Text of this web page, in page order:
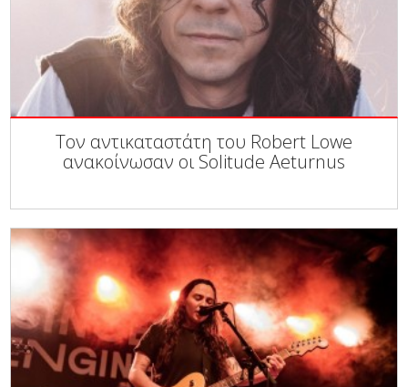
Τον αντικαταστάτη του Robert Lowe
ανακοίνωσαν οι Solitude Aeturnus